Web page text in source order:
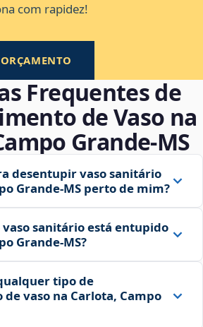
com rapidez!
Frequentes de
de Vaso na
Grande‑MS
desentupir vaso sanitário
Grande‑MS perto de mim?
vaso sanitário está entupido
Grande‑MS?
tipo de
vaso na Carlota, Campo